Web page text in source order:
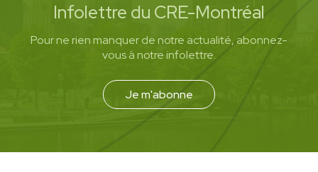
Infolettre du CRE-Montréal
Pour ne rien manquer de notre actualité, abonnez-
vous à notre infolettre.
Je m'abonne